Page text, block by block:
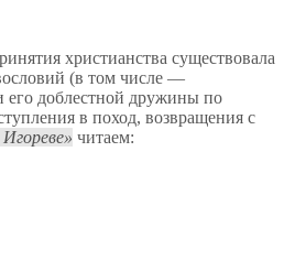
христианства существовала
(в том числе —
его доблестной дружины по
в поход, возвращения с
Игореве читаем: